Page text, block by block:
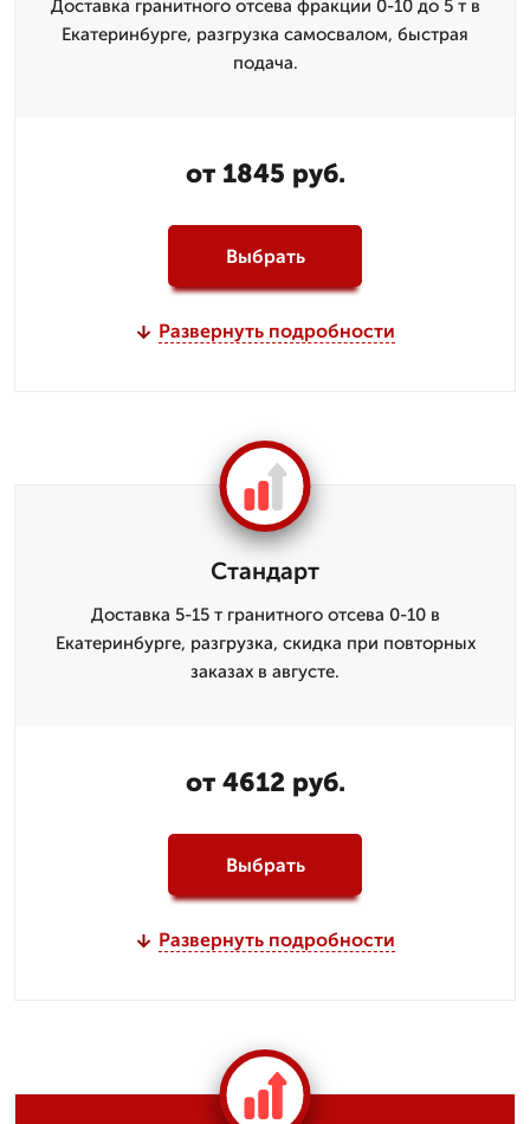
Доставка гранитного отсева фракции 0-10 до 5 т в
Екатеринбурге, разгрузка самосвалом, быстрая
подача.
от 1845 руб.
Выбрать
Развернуть подробности
Стандарт
Доставка 5-15 т гранитного отсева 0-10 в
Екатеринбурге, разгрузка, скидка при повторных
заказах в августе.
от 4612 руб.
Выбрать
Развернуть подробности